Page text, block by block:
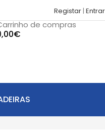
Registar| Entrar
de compras
€